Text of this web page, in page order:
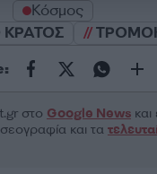
Κόσμος
ΚΡΑΤΟΣ
στο Google Newsκαι
και τα